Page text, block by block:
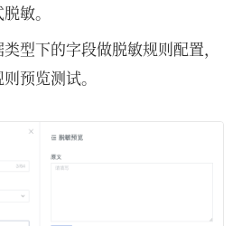
敏。
型下的字段做脱敏规则配置，
预览测试。